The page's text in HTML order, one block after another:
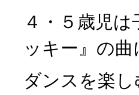
４・５歳児は
ッキー』の
ダンス を楽